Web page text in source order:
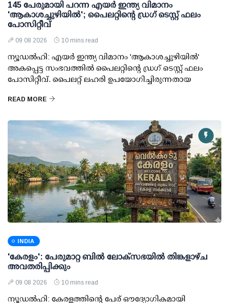
145 പേരുമായി പറന്ന എയര്‍ ഇന്ത്യ വിമാനം
'ആകാശച്ചുഴിയില്‍'; പൈലറ്റിന്റെ ഡ്രഗ് ടെസ്റ്റ് ഫലം
പോസിറ്റീവ്
09 08 2026 10 mins read
ന്യൂഡല്‍ഹി: എയര്‍ ഇന്ത്യ വിമാനം 'ആകാശച്ചുഴിയില്‍'
അകപ്പെട്ട സംഭവത്തില്‍ പൈലറ്റിന്റെ ഡ്രഗ് ടെസ്റ്റ് ഫലം
പോസിറ്റീവ്. പൈലറ്റ് ലഹരി ഉപയോഗിച്ചിരുന്നതായ
READ MORE
INDIA
'കേരളം': പേരുമാറ്റ ബില്‍ ലോക്സഭയില്‍ തിങ്കളാഴ്ച
അവതരിപ്പിക്കും
09 08 2026 10 mins read
ന്യൂഡല്‍ഹി: കേരളത്തിന്റെ പേര് ഔദ്യോഗികമായി